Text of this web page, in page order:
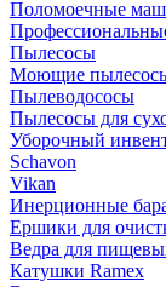
Поломоечные
Пылесосы
Моющие
Пылеводососы
Пылесосы для
Уборочный
Schavon
Vikan
Инерционные
Ершики для
Ведра для
Катушки Ramex